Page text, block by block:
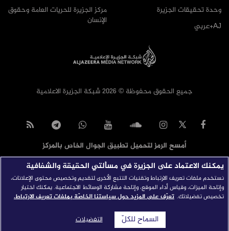
مركز الجزيرة للحريات العامة وحقوق
الإنسان
وحدة تحقيقات الجزيرة
AJ+عربي
جميع الحقوق محفوظة © 2026 شبكة الجزيرة الاعلامية
أمسح الرمز لتحميل تطبيق الجوال الخاص بالمركز
يمكنك الاعتماد على الجزيرة في مسألتي الحقيقة والشفافية
نستخدم ملفات تعريف الارتباط وتقنيات التتبع الأخرى لتقديم وتخصيص محتوى الإعلانات،
وإتاحة الميزات، وقياس أداء الموقع، وإتاحة مشاركة الوسائط الاجتماعية. يمكنك اختيار
تخصيص تفضيلاتك. تعرّف على المزيد حول سياستنا الخاصّة بملفات تعريف الارتباط.
التفضيلات السماح للكلّ